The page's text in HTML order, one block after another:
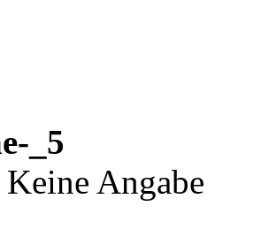
_5
Angabe